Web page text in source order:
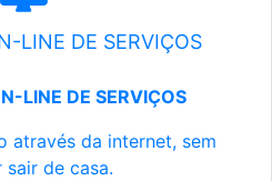
LINE DE SERVIÇOS
LINE DE SERVIÇOS
através da internet, sem
sair de casa.